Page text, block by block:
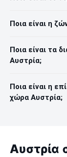
Ποια είναι η
Ποια είναι τα
Αυστρία;
Ποια είναι η
χώρα Αυστρία;
Αυστρία